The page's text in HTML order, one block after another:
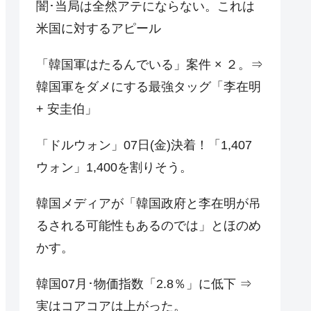
闇･当局は全然アテにならない。これは
米国に対するアピール
「韓国軍はたるんでいる」案件 × ２。⇒
韓国軍をダメにする最強タッグ「李在明
+ 安圭伯」
「ドルウォン」07日(金)決着！「1,407
ウォン」1,400を割りそう。
韓国メディアが「韓国政府と李在明が吊
るされる可能性もあるのでは」とほのめ
かす。
韓国07月･物価指数「2.8％」に低下 ⇒
実はコアコアは上がった。